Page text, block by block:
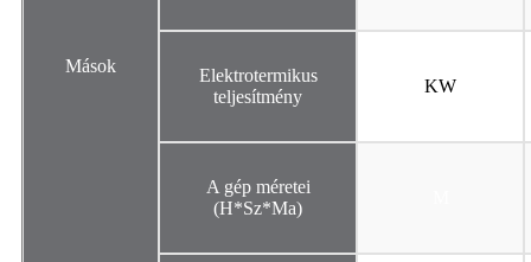
Mások
Elektrotermikus
teljesítmény
KW
A gép méretei
(H*Sz*Ma)